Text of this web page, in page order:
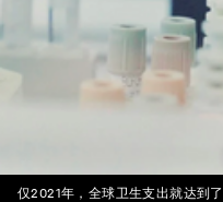
仅2021年，全球卫生支出就达到